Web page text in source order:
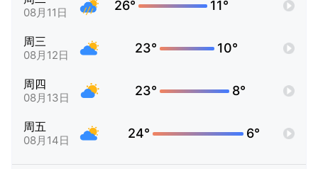
08月11日 26° 11°
周三
08月12日 23° 10°
周四
08月13日 23° 8°
周五
08月14日 24° 6°